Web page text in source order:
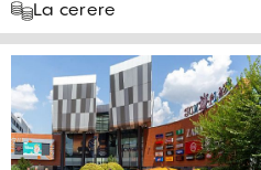
La cerere